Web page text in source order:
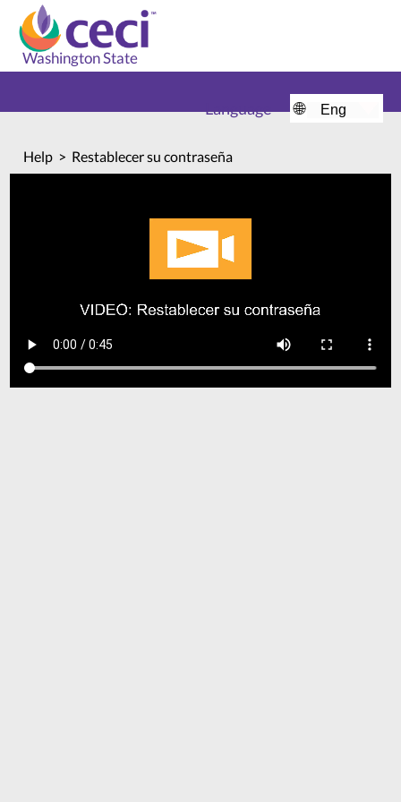
Washington State
Language 🌐
Home
Help Restablecer su contraseña